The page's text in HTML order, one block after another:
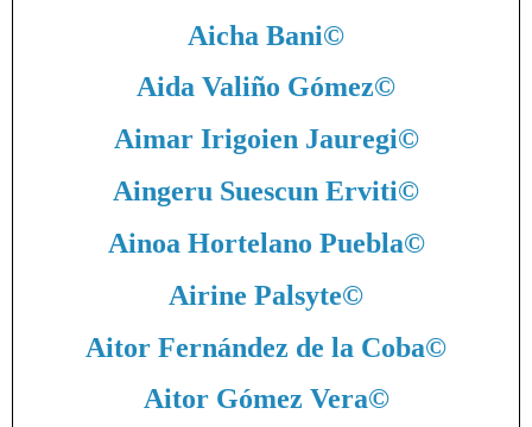
Aicha Bani©
Aida Valiño Gómez©
Aimar Irigoien Jauregi©
Aingeru Suescun Erviti©
Ainoa Hortelano Puebla©
Airine Palsyte©
Aitor Fernández de la Coba©
Aitor Gómez Vera©